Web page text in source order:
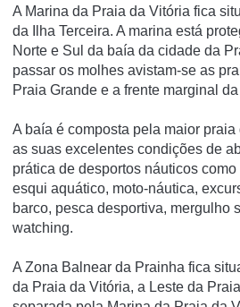
A Marina da Praia da Vitória fica
da Ilha Terceira. A marina está
Norte e Sul da baía da cidade da
passar os molhes avistam-se as
Praia Grande e a frente marginal
A baía é composta pela maior
as suas excelentes condições de
prática de desportos náuticos
esqui aquático, moto-náutica,
barco, pesca desportiva, mergulho
watching.
A Zona Balnear da Prainha fica
da Praia da Vitória, a Leste da